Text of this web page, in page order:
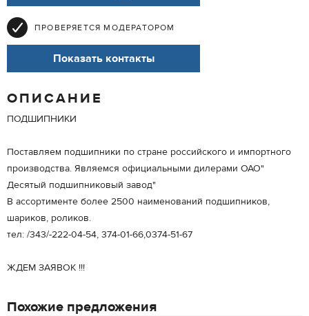
ПРОВЕРЯЕТСЯ МОДЕРАТОРОМ
Показать контакты
ОПИСАНИЕ
ПОДШИПНИКИ
Поставляем подшипники по стране российского и импортного
производства. Являемся официальными дилерами ОАО"
Десятый подшипниковый завод"
В ассортименте более 2500 наименований подшипников,
шариков, роликов.
тел: /343/-222-04-54, 374-01-66,0374-51-67
ЖДЕМ ЗАЯВОК !!!
Похожие предложения